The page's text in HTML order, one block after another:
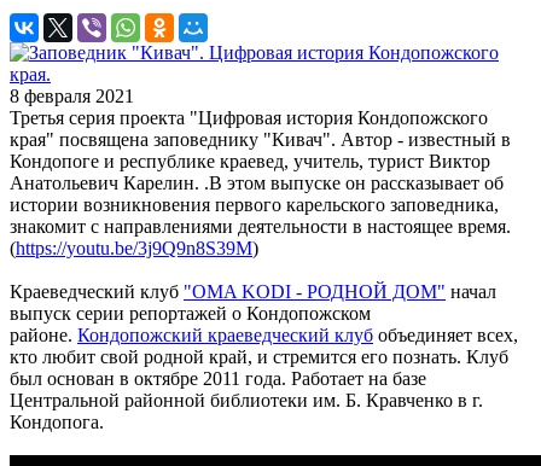
8 февраля 2021
Третья серия проекта "Цифровая история Кондопожского
края" посвящена заповеднику "Кивач". Автор - известный в
Кондопоге и республике краевед, учитель, турист Виктор
Анатольевич Карелин. .В этом выпуске он рассказывает об
истории возникновения первого карельского заповедника,
знакомит с направлениями деятельности в настоящее время.
(https://youtu.be/3j9Q9n8S39M)
Краеведческий клуб "OMA KODI - РОДНОЙ ДОМ" начал
выпуск серии репортажей о Кондопожском
районе. Кондопожский краеведческий клуб объединяет всех,
кто любит свой родной край, и стремится его познать. Клуб
был основан в октябре 2011 года. Работает на базе
Центральной районной библиотеки им. Б. Кравченко в г.
Кондопога.